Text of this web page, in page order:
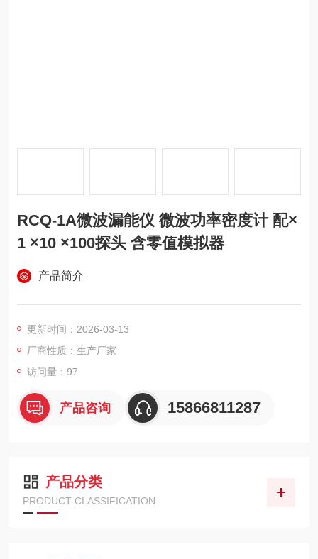
RCQ-1A微波漏能仪 微波功率密度计 配×
1 ×10 ×100探头 含零值模拟器
产品简介
更新时间：2026-03-13
厂商性质：生产厂家
访问量：97
产品咨询 15866811287
产品分类
PRODUCT CLASSIFICATION